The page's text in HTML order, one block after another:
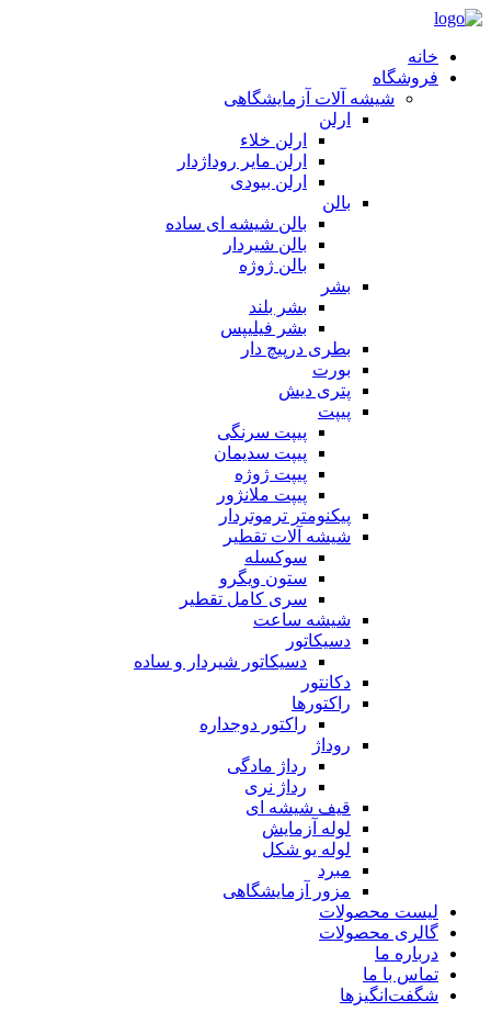
خانه
فروشگاه
شیشه آلات آزمایشگاهی
ارلن
ارلن خلاء
ارلن مایر روداژدار
ارلن بیودی
بالن
بالن شیشه ای ساده
بالن شیردار
بالن ژوژه
بشر
بشر بلند
بشر فیلیپس
بطری درپیچ دار
بورت
پتری دیش
پیپت
پیپت سرنگی
پیپت سدیمان
پیپت ژوژه
پیپت ملانژور
پیکنومتر ترموتردار
شیشه آلات تقطیر
سوکسله
ستون ویگرو
سری کامل تقطیر
شیشه ساعت
دسیکاتور
دسیکاتور شیردار و ساده
دکانتور
راکتورها
راکتور دوجداره
روداژ
رداژ مادگی
رداژ نری
قیف شیشه ای
لوله آزمایش
لوله یو شکل
مبرد
مزور آزمایشگاهی
لیست محصولات
گالری محصولات
درباره ما
تماس با ما
شگفت‌انگیزها